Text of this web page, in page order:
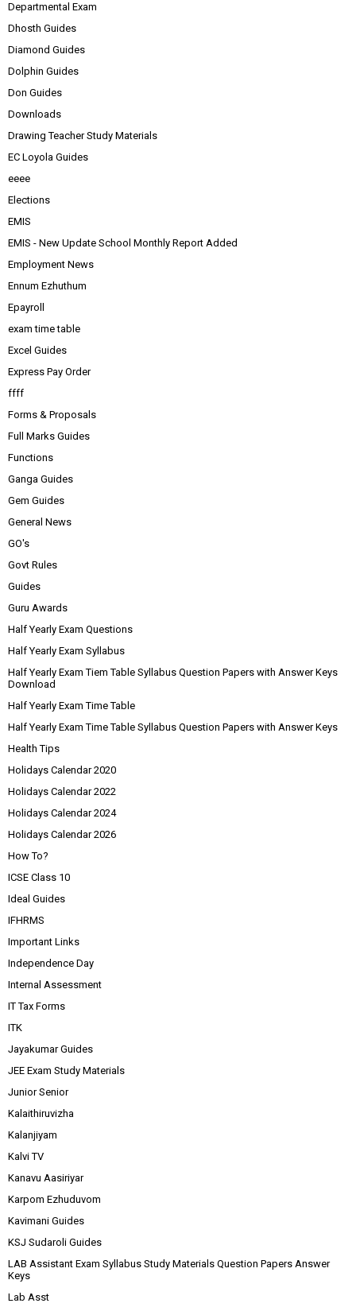
Departmental Exam
Dhosth Guides
Diamond Guides
Dolphin Guides
Don Guides
Downloads
Drawing Teacher Study Materials
EC Loyola Guides
eeee
Elections
EMIS
EMIS - New Update School Monthly Report Added
Employment News
Ennum Ezhuthum
Epayroll
exam time table
Excel Guides
Express Pay Order
ffff
Forms & Proposals
Full Marks Guides
Functions
Ganga Guides
Gem Guides
General News
GO's
Govt Rules
Guides
Guru Awards
Half Yearly Exam Questions
Half Yearly Exam Syllabus
Half Yearly Exam Tiem Table Syllabus Question Papers with Answer Keys
Download
Half Yearly Exam Time Table
Half Yearly Exam Time Table Syllabus Question Papers with Answer Keys
Health Tips
Holidays Calendar 2020
Holidays Calendar 2022
Holidays Calendar 2024
Holidays Calendar 2026
How To?
ICSE Class 10
Ideal Guides
IFHRMS
Important Links
Independence Day
Internal Assessment
IT Tax Forms
ITK
Jayakumar Guides
JEE Exam Study Materials
Junior Senior
Kalaithiruvizha
Kalanjiyam
Kalvi TV
Kanavu Aasiriyar
Karpom Ezhuduvom
Kavimani Guides
KSJ Sudaroli Guides
LAB Assistant Exam Syllabus Study Materials Question Papers Answer
Keys
Lab Asst